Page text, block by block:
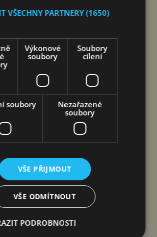
technologické firmy
Alianci Indonesia…
ZMĚNY
KOČEK.
ZNAČIT VÁŽNOU
2026 (PROTEXT) – Světový den
důležitost péče o jejich zdraví.
VŠECHNY PARTNERY(1650)
Výkonové
soubory
Soubory
cílení
soubory
Nezařazené
soubory
VŠE PŘIJMOUT
VŠE ODMÍTNOUT
PODROBNOSTI